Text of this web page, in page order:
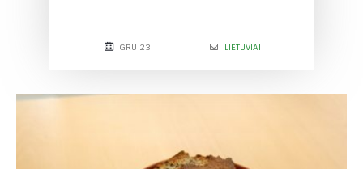
GRU 23 LIETUVIAI